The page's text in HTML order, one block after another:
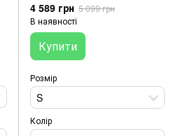
4 589 грн 5 099 грн
В наявності
Купити
Розмір
S
Колір